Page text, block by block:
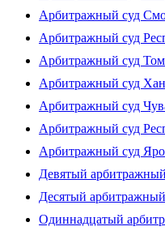
Арбитражный суд
Арбитражный суд
Арбитражный суд
Арбитражный суд
Арбитражный суд
Арбитражный суд
Арбитражный суд
Девятый
Десятый
Одиннадцатый